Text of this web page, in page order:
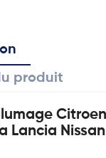
produit
Lancia